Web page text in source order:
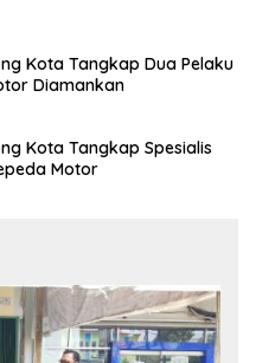
Kota Tangkap Dua Pelaku
Diamankan
Kota Tangkap Spesialis
Motor